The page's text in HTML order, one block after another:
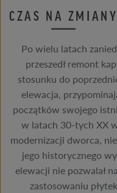
CZAS NA ZMIANY
Po wielu latach
przeszedł remont
stosunku do
elewacja,
początków swojego
w latach 30-tych XX
modernizacji dworca,
jego historycznego
elewacji nie pozwalał
zastosowaniu